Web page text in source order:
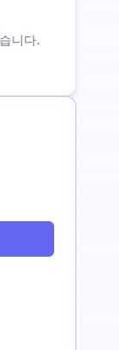
니다.